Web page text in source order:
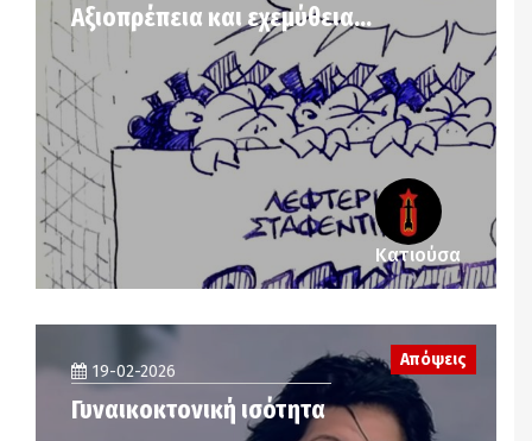
Αξιοπρέπεια και εχεμύθεια…
Κατιούσα
19-02-2026
Γυναικοκτονική ισότητα
Απόψεις